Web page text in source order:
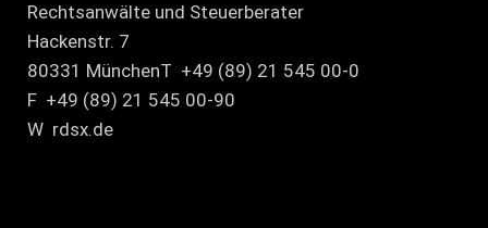
Rechtsanwälte und Steuerberater
Hackenstr. 7
80331 MünchenT +49 (89) 21 545 00-0
F +49 (89) 21 545 00-90
W rdsx.de